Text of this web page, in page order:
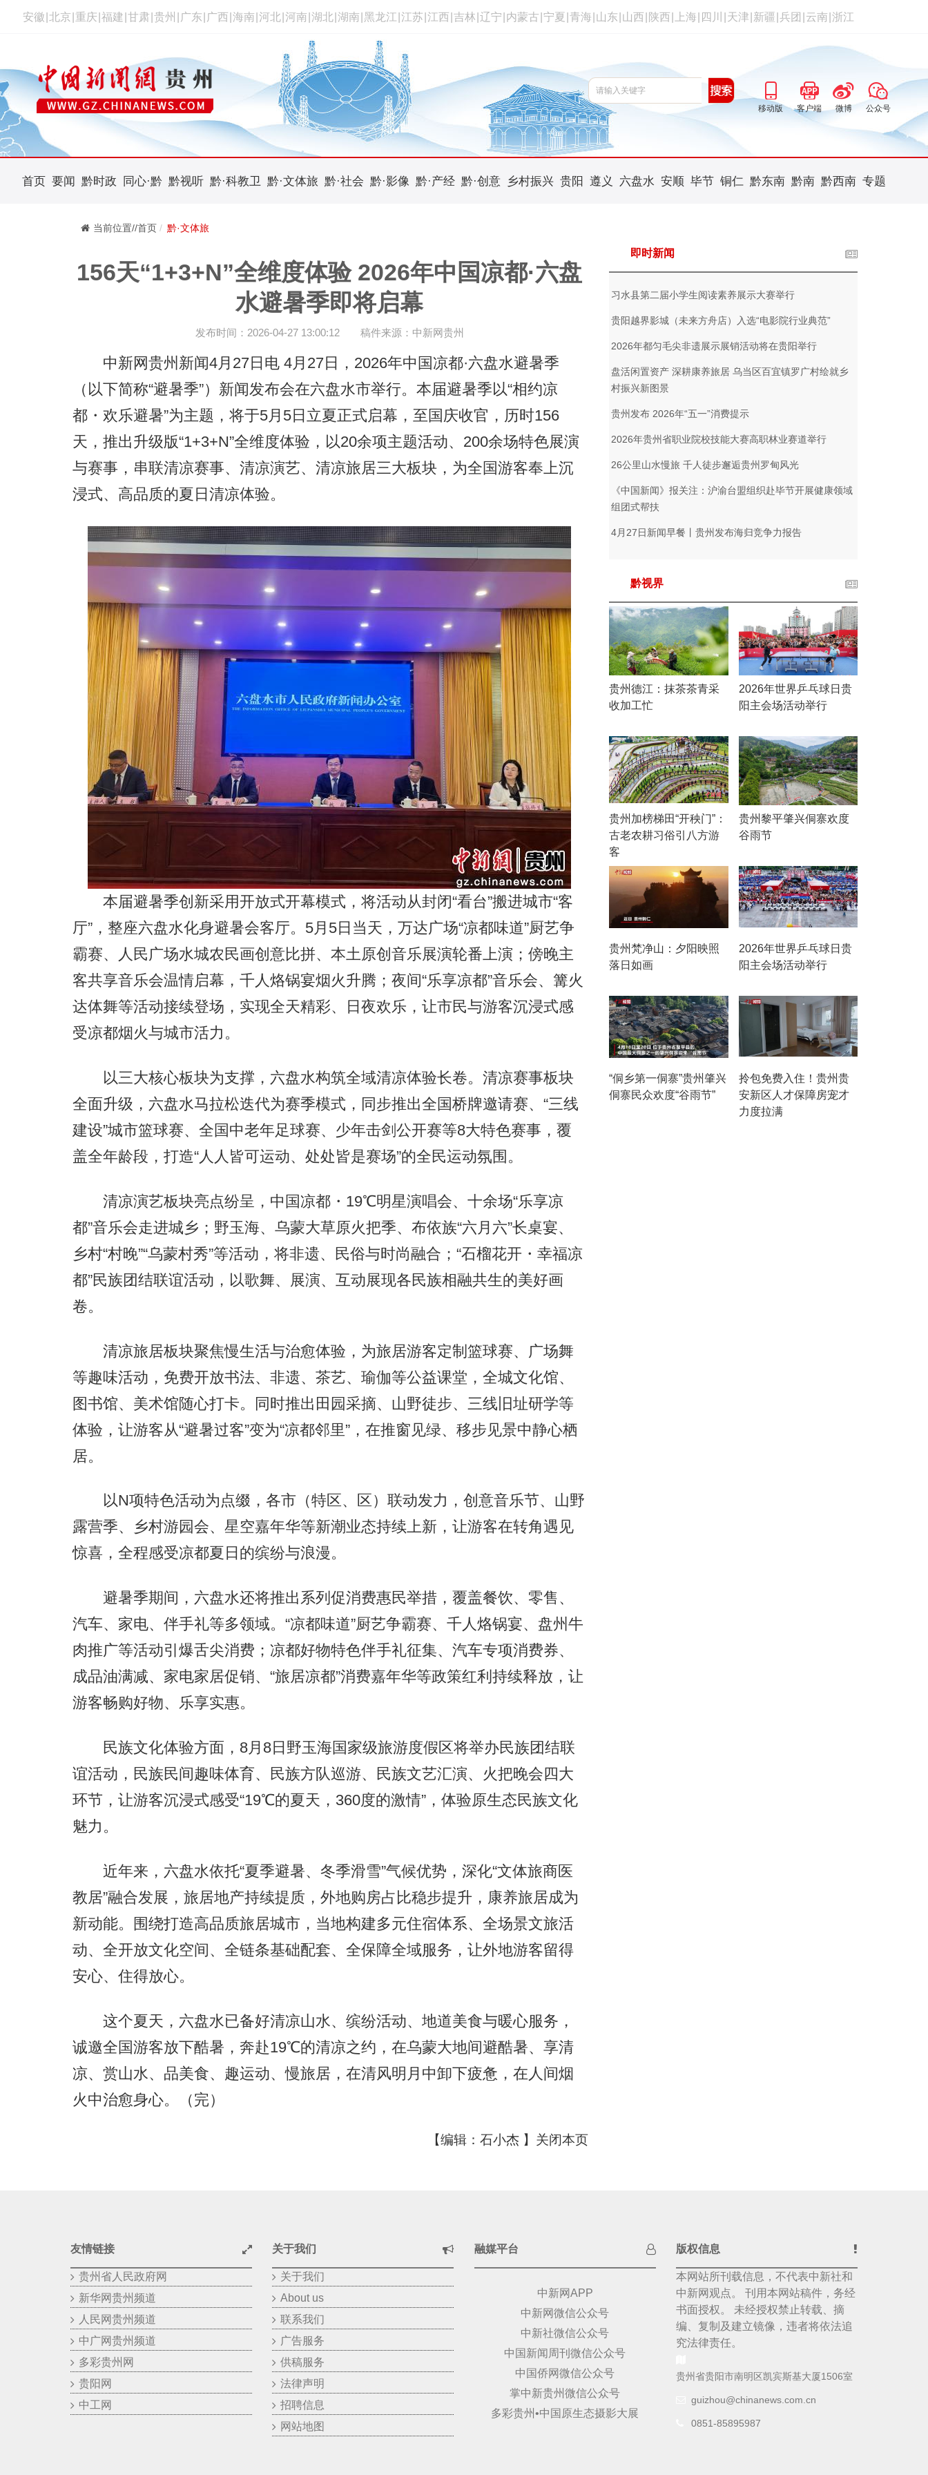
安徽 北京 重庆 福建 甘肃 贵州 广东 广西 海南 河北 河南 湖北 湖南 黑龙江 江苏 江西 吉林 辽宁 内蒙古 宁夏 青海 山东 山西 陕西 上海 四川 天津 新疆 兵团 云南 浙江
移动版 客户端 微博 公众号
首页 要闻 黔时政 同心·黔 黔视听 黔·科教卫 黔·文体旅 黔·社会 黔·影像 黔·产经 黔·创意 乡村振兴 贵阳 遵义 六盘水 安顺 毕节 铜仁 黔东南 黔南 黔西南 专题
当前位置//首页 黔·文体旅
156天“1+3+N”全维度体验 2026年中国凉都·六盘
水避暑季即将启幕
发布时间：2026-04-27 13:00:12 稿件来源：中新网贵州
中新网贵州新闻4月27日电 4月27日，2026年中国凉都·六盘水避暑季
（以下简称“避暑季”）新闻发布会在六盘水市举行。本届避暑季以“相约凉
都・欢乐避暑”为主题，将于5月5日立夏正式启幕，至国庆收官，历时156
天，推出升级版“1+3+N”全维度体验，以20余项主题活动、200余场特色展演
与赛事，串联清凉赛事、清凉演艺、清凉旅居三大板块，为全国游客奉上沉
浸式、高品质的夏日清凉体验。
本届避暑季创新采用开放式开幕模式，将活动从封闭“看台”搬进城市“客
厅”，整座六盘水化身避暑会客厅。5月5日当天，万达广场“凉都味道”厨艺争
霸赛、人民广场水城农民画创意比拼、本土原创音乐展演轮番上演；傍晚主
客共享音乐会温情启幕，千人烙锅宴烟火升腾；夜间“乐享凉都”音乐会、篝火
达体舞等活动接续登场，实现全天精彩、日夜欢乐，让市民与游客沉浸式感
受凉都烟火与城市活力。
以三大核心板块为支撑，六盘水构筑全域清凉体验长卷。清凉赛事板块
全面升级，六盘水马拉松迭代为赛季模式，同步推出全国桥牌邀请赛、“三线
建设”城市篮球赛、全国中老年足球赛、少年击剑公开赛等8大特色赛事，覆
盖全年龄段，打造“人人皆可运动、处处皆是赛场”的全民运动氛围。
清凉演艺板块亮点纷呈，中国凉都・19℃明星演唱会、十余场“乐享凉
都”音乐会走进城乡；野玉海、乌蒙大草原火把季、布依族“六月六”长桌宴、
乡村“村晚”“乌蒙村秀”等活动，将非遗、民俗与时尚融合；“石榴花开・幸福凉
都”民族团结联谊活动，以歌舞、展演、互动展现各民族相融共生的美好画
卷。
清凉旅居板块聚焦慢生活与治愈体验，为旅居游客定制篮球赛、广场舞
等趣味活动，免费开放书法、非遗、茶艺、瑜伽等公益课堂，全城文化馆、
图书馆、美术馆随心打卡。同时推出田园采摘、山野徒步、三线旧址研学等
体验，让游客从“避暑过客”变为“凉都邻里”，在推窗见绿、移步见景中静心栖
居。
以N项特色活动为点缀，各市（特区、区）联动发力，创意音乐节、山野
露营季、乡村游园会、星空嘉年华等新潮业态持续上新，让游客在转角遇见
惊喜，全程感受凉都夏日的缤纷与浪漫。
避暑季期间，六盘水还将推出系列促消费惠民举措，覆盖餐饮、零售、
汽车、家电、伴手礼等多领域。“凉都味道”厨艺争霸赛、千人烙锅宴、盘州牛
肉推广等活动引爆舌尖消费；凉都好物特色伴手礼征集、汽车专项消费券、
成品油满减、家电家居促销、“旅居凉都”消费嘉年华等政策红利持续释放，让
游客畅购好物、乐享实惠。
民族文化体验方面，8月8日野玉海国家级旅游度假区将举办民族团结联
谊活动，民族民间趣味体育、民族方队巡游、民族文艺汇演、火把晚会四大
环节，让游客沉浸式感受“19℃的夏天，360度的激情”，体验原生态民族文化
魅力。
近年来，六盘水依托“夏季避暑、冬季滑雪”气候优势，深化“文体旅商医
教居”融合发展，旅居地产持续提质，外地购房占比稳步提升，康养旅居成为
新动能。围绕打造高品质旅居城市，当地构建多元住宿体系、全场景文旅活
动、全开放文化空间、全链条基础配套、全保障全域服务，让外地游客留得
安心、住得放心。
这个夏天，六盘水已备好清凉山水、缤纷活动、地道美食与暖心服务，
诚邀全国游客放下酷暑，奔赴19℃的清凉之约，在乌蒙大地间避酷暑、享清
凉、赏山水、品美食、趣运动、慢旅居，在清风明月中卸下疲惫，在人间烟
火中治愈身心。（完）
【编辑：石小杰 】 关闭本页
即时新闻
习水县第二届小学生阅读素养展示大赛举行
贵阳越界影城（未来方舟店）入选“电影院行业典范”
2026年都匀毛尖非遗展示展销活动将在贵阳举行‌
盘活闲置资产 深耕康养旅居 乌当区百宜镇罗广村绘就乡
村振兴新图景
贵州发布 2026年“五一”消费提示
2026年贵州省职业院校技能大赛高职林业赛道举行
26公里山水慢旅 千人徒步邂逅贵州罗甸风光
《中国新闻》报关注：沪渝台盟组织赴毕节开展健康领域
组团式帮扶
4月27日新闻早餐丨贵州发布海归竞争力报告
黔视界
贵州德江：抹茶茶青采
收加工忙
2026年世界乒乓球日贵
阳主会场活动举行
贵州加榜梯田“开秧门”：
古老农耕习俗引八方游
客
贵州黎平肇兴侗寨欢度
谷雨节
贵州梵净山：夕阳映照
落日如画
2026年世界乒乓球日贵
阳主会场活动举行
“侗乡第一侗寨”贵州肇兴
侗寨民众欢度“谷雨节”
拎包免费入住！贵州贵
安新区人才保障房宠才
力度拉满
友情链接
贵州省人民政府网
新华网贵州频道
人民网贵州频道
中广网贵州频道
多彩贵州网
贵阳网
中工网
关于我们
关于我们
About us
联系我们
广告服务
供稿服务
法律声明
招聘信息
网站地图
融媒平台
中新网APP
中新网微信公众号
中新社微信公众号
中国新闻周刊微信公众号
中国侨网微信公众号
掌中新贵州微信公众号
多彩贵州•中国原生态摄影大展
版权信息
本网站所刊载信息，不代表中新社和
中新网观点。 刊用本网站稿件，务经
书面授权。 未经授权禁止转载、摘
编、复制及建立镜像，违者将依法追
究法律责任。
贵州省贵阳市南明区凯宾斯基大厦1506室
guizhou@chinanews.com.cn
0851-85895987